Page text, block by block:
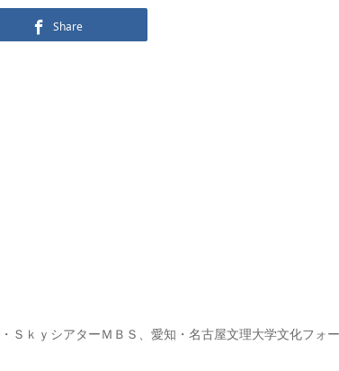
Share
ＳｋｙシアターＭＢＳ、愛知・名古屋文理大学文化フォ